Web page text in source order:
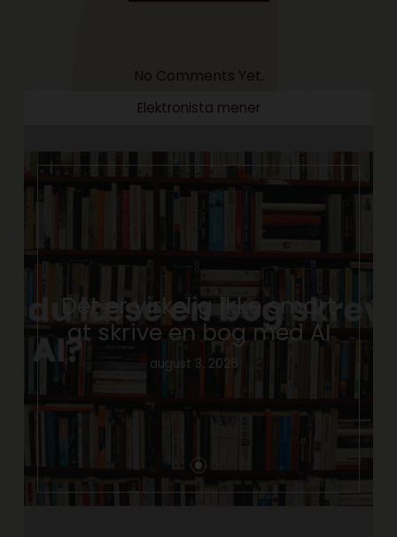
No Comments Yet.
Elektronista mener
Det er virkelig ikke smart
at skrive en bog med AI
august 3, 2026